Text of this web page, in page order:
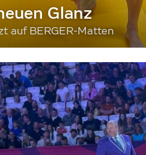
Glanz
auf BERGER-Matten